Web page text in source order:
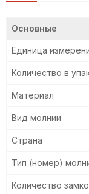
Основные
Единица
Количество в
Материал
Вид молнии
Страна
Тип (номер)
Количество